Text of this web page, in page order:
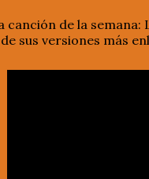
canción de la
sus versiones más